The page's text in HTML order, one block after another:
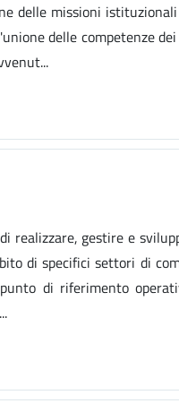
delle missioni
delle competenze
realizzare, gestire e
di specifici settori di
di riferimento